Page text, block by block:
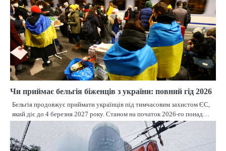
Чи приймає бельгія біженців з україни: повний гід 2026
Бельгія продовжує приймати українців під тимчасовим захистом ЄС,
який діє до 4 березня 2027 року. Станом на початок 2026-го понад…